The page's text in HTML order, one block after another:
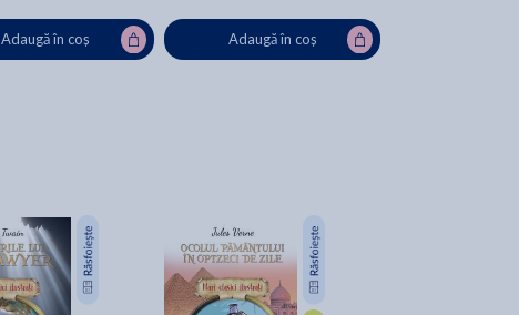
Adaugă în coș Adaugă în coș